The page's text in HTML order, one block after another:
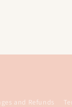
and Refunds